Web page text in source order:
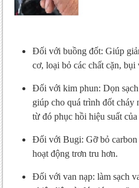
Đối với buồng đốt: Giúp
cơ, loại bỏ các chất cặn, bụi
Đối với kim phun: Dọn
giúp cho quá trình đốt cháy
từ đó phục hồi hiệu suất
Đối với Bugi: Gỡ bỏ carbon
hoạt động trơn tru hơn.
Đối với van nạp: làm sạch